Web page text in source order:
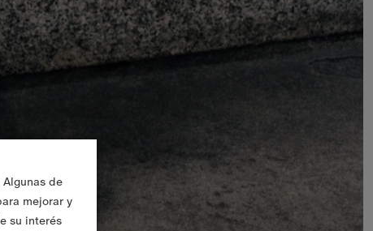
de
mejorar y
su interés